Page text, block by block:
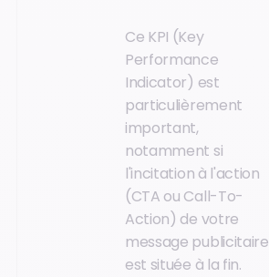
Ce KPI (Key
Performance
Indicator) est
particulièrement
important,
notamment si
l'incitation à l'action
(CTA ou Call-To-
Action) de votre
message publicitaire
est située à la fin.